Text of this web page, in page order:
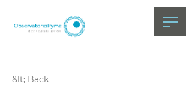
&lt; Back